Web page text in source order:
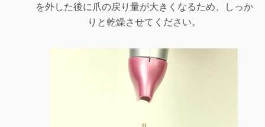
を外した後に爪の戻り量が大きくなるため、しっか
りと乾燥させてください。